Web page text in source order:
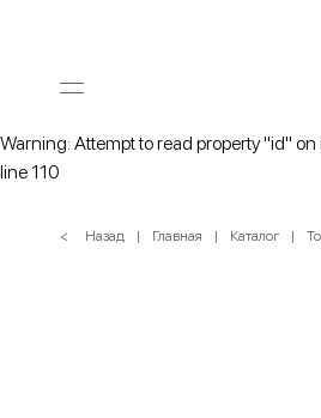
Warning: Attempt to read property "id"
line 110
< Назад Главная Каталог